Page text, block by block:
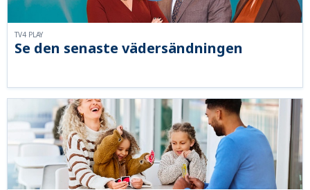
Se den senaste vädersändningen
TV4 PLAY